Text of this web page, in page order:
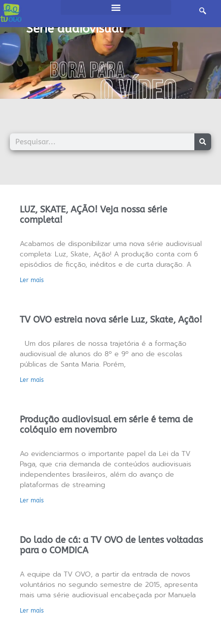
Série audiovisual
LUZ, SKATE, AÇÃO! Veja nossa série
completa!
Acabamos de disponibilizar uma nova série audiovisual
completa: Luz, Skate, Ação! A produção conta com 6
episódios de ficção, inéditos e de curta duração. A
Ler mais
TV OVO estreia nova série Luz, Skate, Ação!
Um dos pilares de nossa trajetória é a formação
audiovisual de alunos do 8º e 9º ano de escolas
públicas de Santa Maria. Porém,
Ler mais
Produção audiovisual em série é tema de
colóquio em novembro
Ao evidenciarmos o importante papel da Lei da TV
Paga, que cria demanda de conteúdos audiovisuais
independentes brasileiros, além do avanço de
plataformas de streaming
Ler mais
Do lado de cá: a TV OVO de lentes voltadas
para o COMDICA
A equipe da TV OVO, a partir da entrada de novos
voluntários no segundo semestre de 2015, apresenta
mais uma série audiovisual encabeçada por Manuela
Ler mais